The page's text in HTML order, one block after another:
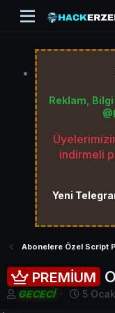
Reklam,
indirmeli
Yeni
Abonelere Özel Script
PREMİUM
K
GECECİ
B
5